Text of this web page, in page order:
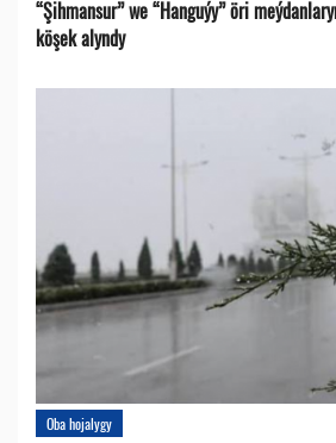
“Şihmansur” we “Hanguýy” öri
köşek alyndy
Oba hojalygy